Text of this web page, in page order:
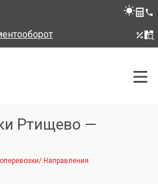
Ртищево —
/ Направления